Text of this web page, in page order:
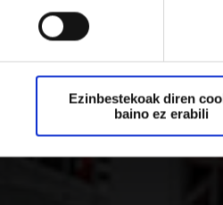
Ezinbestekoak diren
baino ez erabili